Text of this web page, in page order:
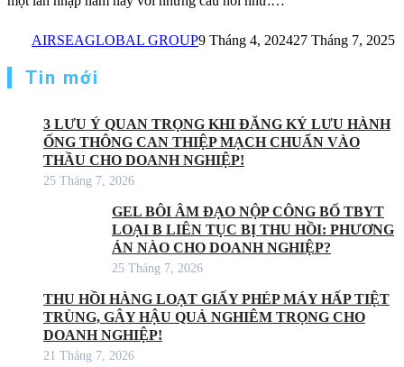
AIRSEAGLOBAL GROUP9 Tháng 4, 202427 Tháng 7, 2025
Tin mới
3 LƯU Ý QUAN TRỌNG KHI ĐĂNG KÝ LƯU HÀNH
ỐNG THÔNG CAN THIỆP MẠCH CHUẨN VÀO
THẦU CHO DOANH NGHIỆP!
25 Tháng 7, 2026
GEL BÔI ÂM ĐẠO NỘP CÔNG BỐ TBYT
LOẠI B LIÊN TỤC BỊ THU HỒI: PHƯƠNG
ÁN NÀO CHO DOANH NGHIỆP?
25 Tháng 7, 2026
THU HỒI HÀNG LOẠT GIẤY PHÉP MÁY HẤP TIỆT
TRÙNG, GÂY HẬU QUẢ NGHIÊM TRỌNG CHO
DOANH NGHIỆP!
21 Tháng 7, 2026